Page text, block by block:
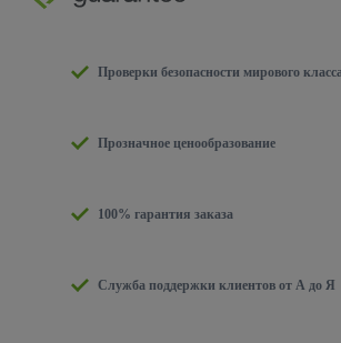
Проверки безопасности мирового класса
Прозначное ценообразование
100% гарантия заказа
Служба поддержки клиентов от А до Я